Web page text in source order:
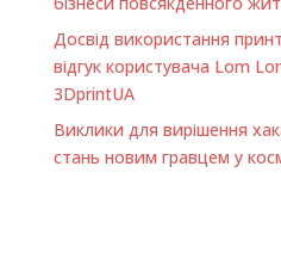
Досвід використання
відгук користувача Lom
3DprintUA
Виклики для вирішення
стань новим гравцем у